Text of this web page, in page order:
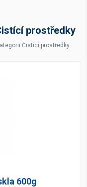
prostředky
Čistící prostředky
600g